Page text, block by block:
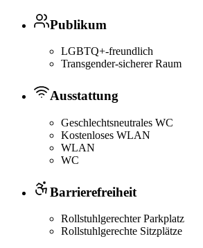
Publikum
LGBTQ+-freundlich
Transgender-sicherer Raum
Ausstattung
Geschlechtsneutrales WC
Kostenloses WLAN
WLAN
WC
Barrierefreiheit
Rollstuhlgerechter Parkplatz
Rollstuhlgerechte Sitzplätze